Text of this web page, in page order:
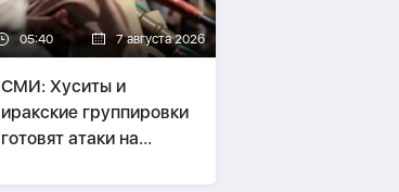
05:40 7 августа 2026
СМИ: Хуситы и
иракские группировки
готовят атаки на